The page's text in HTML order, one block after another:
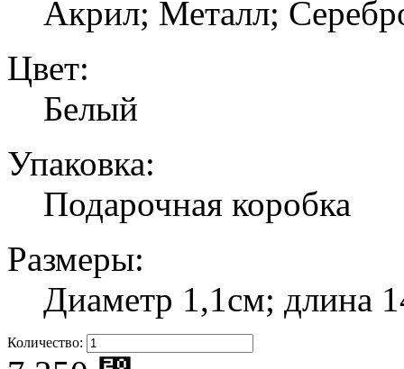
Акрил; Металл;
Цвет:
Белый
Упаковка:
Подарочная коробка
Размеры:
Диаметр 1,1см; длина
Количество: